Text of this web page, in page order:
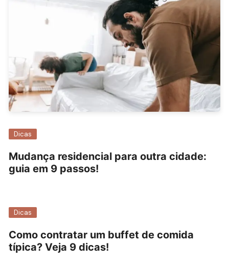
Dicas
Mudança residencial para outra cidade:
guia em 9 passos!
Dicas
Como contratar um buffet de comida
típica? Veja 9 dicas!